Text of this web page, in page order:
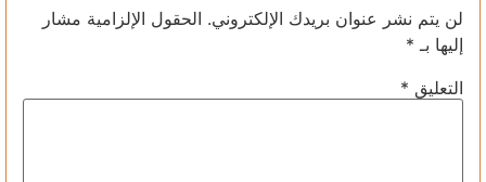
لن يتم نشر عنوان بريدك الإلكتروني. الحقول الإلزامية مشار
إليها بـ *
التعليق *